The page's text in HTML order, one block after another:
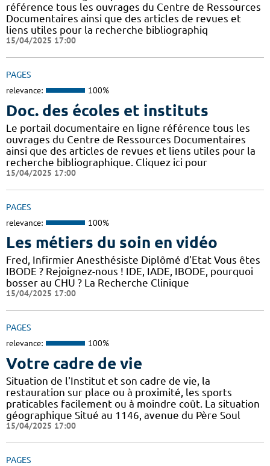
référence tous les ouvrages du Centre de Ressources
Documentaires ainsi que des articles de revues et
liens utiles pour la recherche bibliographiq
15/04/2025 17:00
PAGES
relevance: 100%
Doc. des écoles et instituts
Le portail documentaire en ligne référence tous les
ouvrages du Centre de Ressources Documentaires
ainsi que des articles de revues et liens utiles pour la
recherche bibliographique. Cliquez ici pour
15/04/2025 17:00
PAGES
relevance: 100%
Les métiers du soin en vidéo
Fred, Infirmier Anesthésiste Diplômé d'Etat Vous êtes
IBODE ? Rejoignez-nous ! IDE, IADE, IBODE, pourquoi
bosser au CHU ? La Recherche Clinique
15/04/2025 17:00
PAGES
relevance: 100%
Votre cadre de vie
Situation de l'Institut et son cadre de vie, la
restauration sur place ou à proximité, les sports
praticables facilement ou à moindre coût. La situation
géographique Situé au 1146, avenue du Père Soul
15/04/2025 17:00
PAGES